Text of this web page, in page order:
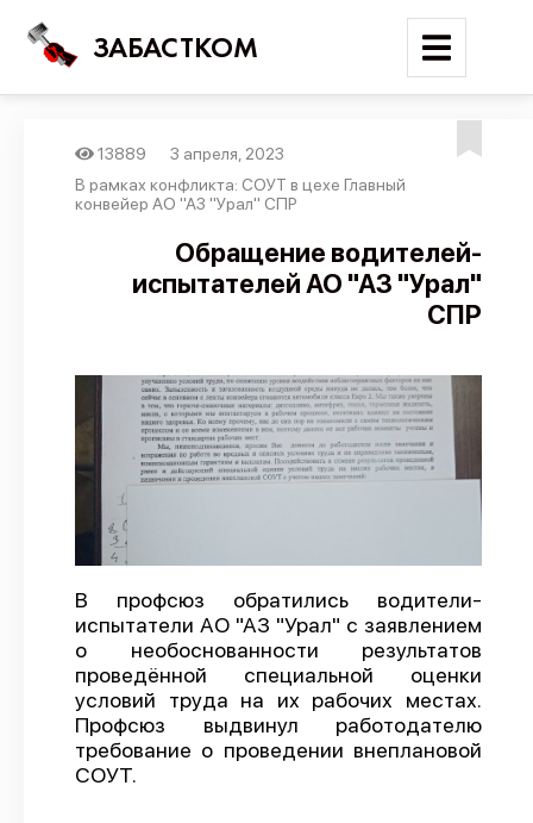
ЗАБАСТКОМ
Войти
Поиск
Новости
Отчеты
Предложить публикацию
Справочник
О проекте
Политика конфиденциальности
13889
3 апреля, 2023
В рамках конфликта: СОУТ в цехе Главный
конвейер АО "АЗ "Урал" СПР
Обращение водителей-
испытателей АО "АЗ "Урал"
СПР
В профсюз обратились водители-
испытатели АО "АЗ "Урал" с заявлением
о необоснованности результатов
проведённой специальной оценки
условий труда на их рабочих местах.
Профсюз выдвинул работодателю
требование о проведении внеплановой
СОУТ.